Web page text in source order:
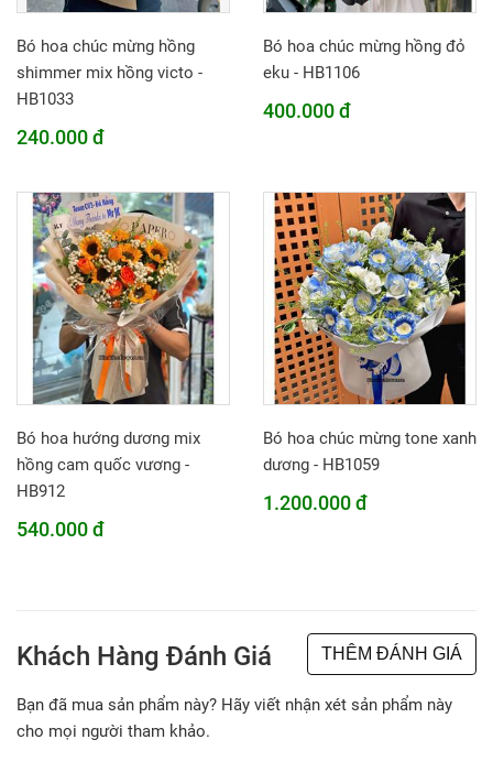
Bó hoa chúc mừng hồng
shimmer mix hồng victo -
HB1033
240.000 đ
Bó hoa chúc mừng hồng đỏ
eku - HB1106
400.000 đ
Bó hoa hướng dương mix
hồng cam quốc vương -
HB912
540.000 đ
Bó hoa chúc mừng tone xanh
dương - HB1059
1.200.000 đ
Khách Hàng Đánh Giá THÊM ĐÁNH GIÁ
Bạn đã mua sản phẩm này? Hãy viết nhận xét sản phẩm này
cho mọi người tham khảo.